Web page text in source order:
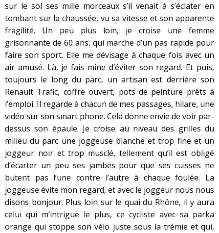
sur le sol ses mille morceaux s’il venait à s’éclater en
tombant sur la chaussée, vu sa vitesse et son apparente
fragilité. Un peu plus loin, je croise une femme
grisonnante de 60 ans, qui marche d’un pas rapide pour
faire son sport. Elle me dévisage à chaque fois avec un
air amusé. Là, je fais mine d’éviter son regard. Et puis,
toujours le long du parc, un artisan est derrière son
Renault Trafic, coffre ouvert, pots de peinture prêts à
l’emploi. Il regarde à chacun de mes passages, hilare, une
vidéo sur son smart phone. Cela donne envie de voir par-
dessus son épaule. Je croise au niveau des grilles du
milieu du parc une joggeuse blanche et trop fine et un
joggeur noir et trop musclé, tellement qu’il est obligé
d’écarter un peu ses jambes pour que ses cuisses ne
butent pas l’une contre l’autre à chaque foulée. La
joggeuse évite mon regard, et avec le joggeur nous nous
disons bonjour. Plus loin sur le quai du Rhône, il y aura
celui qui m’intrigue le plus, ce cycliste avec sa parka
orange qui stoppe son vélo juste sous la trémie et qui,